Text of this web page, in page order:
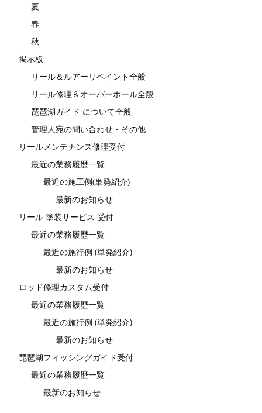
夏
春
秋
掲示板
リール＆ルアーリペイント全般
リール修理＆オーバーホール全般
琵琶湖ガイド について全般
管理人宛の問い合わせ・その他
リールメンテナンス修理受付
最近の業務履歴一覧
最近の施工例(単発紹介)
最新のお知らせ
リール 塗装サービス 受付
最近の業務履歴一覧
最近の施行例 (単発紹介)
最新のお知らせ
ロッド修理カスタム受付
最近の業務履歴一覧
最近の施行例 (単発紹介)
最新のお知らせ
琵琶湖フィッシングガイド受付
最近の業務履歴一覧
最新のお知らせ